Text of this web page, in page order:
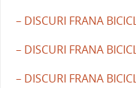
– DISCURI FRANA
– DISCURI FRANA
– DISCURI FRANA